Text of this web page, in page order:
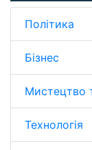
Політика
Бізнес
Мистецтво
Технологія